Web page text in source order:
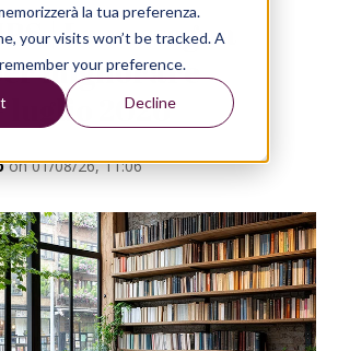
la tua preferenza.
your visits won’t be tracked. A
your preference.
Decline
| La rassegna
migliorare
- luglio 2026
on 01/08/26, 11:06